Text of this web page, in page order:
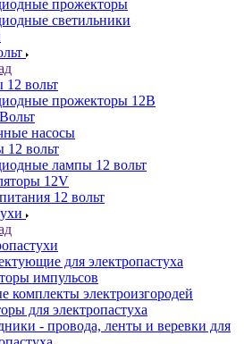
прожекторы
светильники
12 вольт
прожекторы 12В
насосы
12 вольт
лампы 12 вольт
12V
12 вольт
для электропастуха
импульсов
комплекты электроизгородей
для электропастуха
- провода, ленты и веревки для